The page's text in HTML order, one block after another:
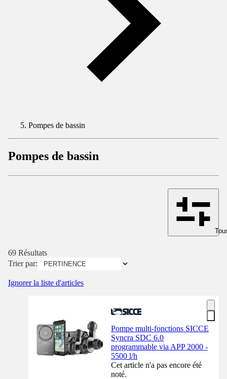
Pompes de bassin
Pompes de bassin
69 Résultats
Trier par:
Ignorer la liste d'articles
Pompe multi-fonctions SICCE
Syncra SDC 6.0
programmable via APP 2000 -
5500 l/h
Cet article n'a pas encore été
noté.